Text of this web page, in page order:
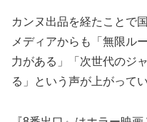
カンヌ出品を経たことで
メディアからも「無限ル
力がある」「次世代のジ
る」という声が上がってい